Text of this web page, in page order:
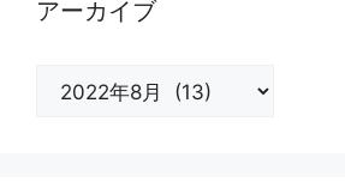
アーカイブ